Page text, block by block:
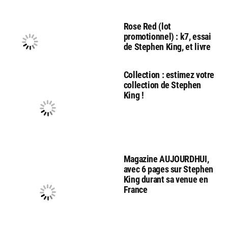
Rose Red (lot
promotionnel) : k7, essai
de Stephen King, et livre
Collection : estimez votre
collection de Stephen
King !
Magazine AUJOURDHUI,
avec 6 pages sur Stephen
King durant sa venue en
France